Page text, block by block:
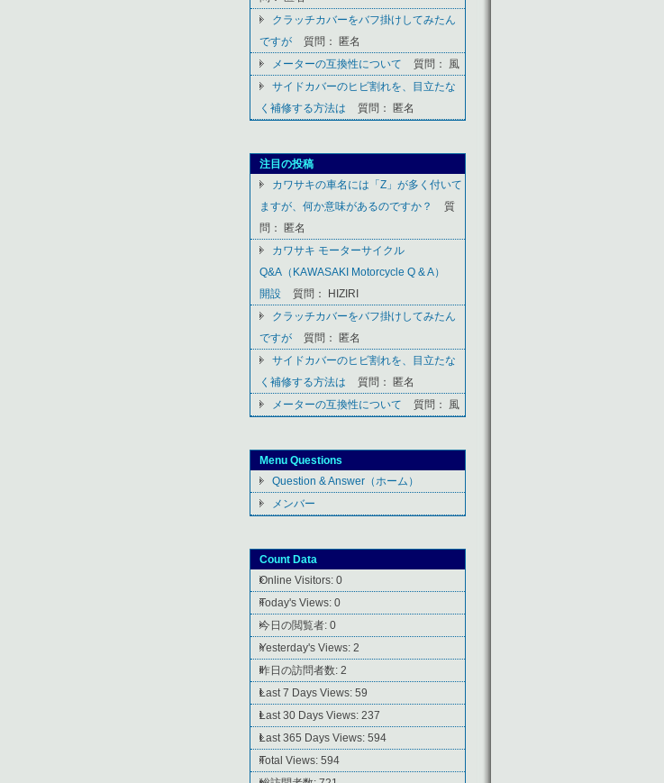
クラッチカバーをバフ掛けしてみたん
ですが
質問： 匿名
メーターの互換性について
質問： 風
サイドカバーのヒビ割れを、目立たな
く補修する方法は
質問： 匿名
注目の投稿
カワサキの車名には「Z」が多く付いて
ますが、何か意味があるのですか？
質
問： 匿名
カワサキ モーターサイクル
Q&A（KAWASAKI Motorcycle Q & A）
開設
質問： HIZIRI
クラッチカバーをバフ掛けしてみたん
ですが
質問： 匿名
サイドカバーのヒビ割れを、目立たな
く補修する方法は
質問： 匿名
メーターの互換性について
質問： 風
Menu Questions
Question & Answer（ホーム）
メンバー
Count Data
Online Visitors: 0
Today's Views: 0
今日の閲覧者: 0
Yesterday's Views: 2
昨日の訪問者数: 2
Last 7 Days Views: 59
Last 30 Days Views: 237
Last 365 Days Views: 594
Total Views: 594